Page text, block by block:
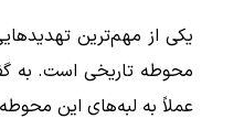
یکی از مهم‌ترین
محوطه تاریخی است. به
عملاً به لبه‌های این